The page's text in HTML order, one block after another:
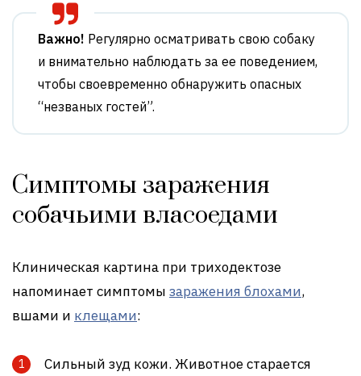
Важно! Регулярно осматривать свою собаку
и внимательно наблюдать за ее поведением,
чтобы своевременно обнаружить опасных
“незваных гостей”.
Симптомы заражения
собачьими власоедами
Клиническая картина при триходектозе
напоминает симптомы заражения блохами,
вшами и клещами:
Сильный зуд кожи. Животное старается